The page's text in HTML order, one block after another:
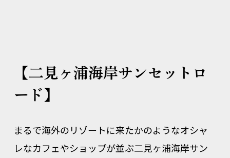
【二見ヶ浦海岸サンセットロ
ード】
まるで海外のリゾートに来たかのようなオシャ
レなカフェやショップが並ぶ二見ヶ浦海岸サン